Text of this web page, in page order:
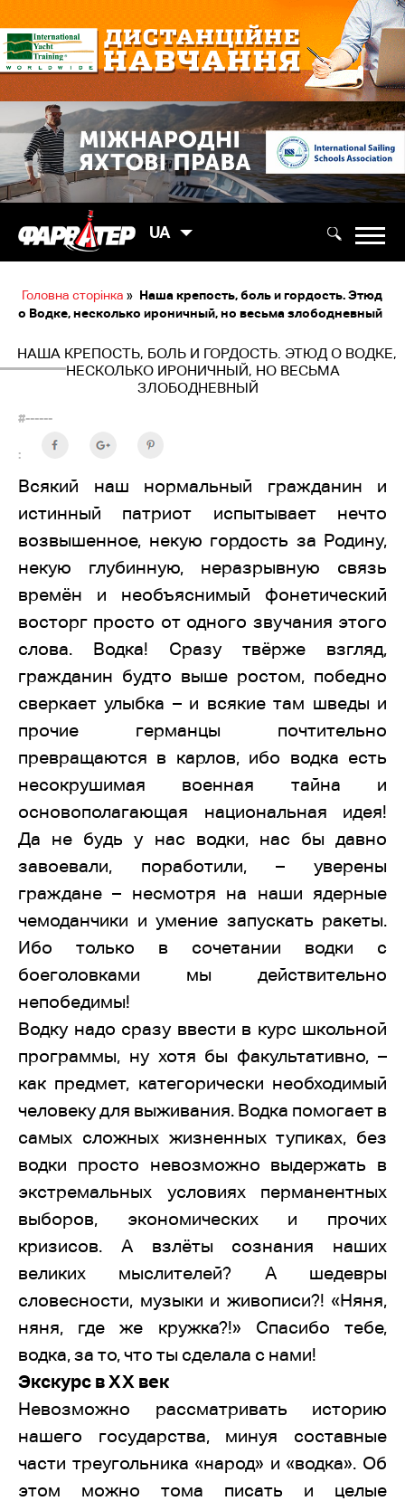
UA
Головна сторінка » Наша крепость, боль и гордость. Этюд
о Водке, несколько ироничный, но весьма злободневный
НАША КРЕПОСТЬ, БОЛЬ И ГОРДОСТЬ. ЭТЮД О ВОДКЕ,
НЕСКОЛЬКО ИРОНИЧНЫЙ, НО ВЕСЬМА
ЗЛОБОДНЕВНЫЙ
#------
:
Всякий наш нормальный гражданин и
истинный патриот испытывает нечто
возвышенное, некую гордость за Родину,
некую глубинную, неразрывную связь
времён и необъяснимый фонетический
восторг просто от одного звучания этого
слова. Водка! Сразу твёрже взгляд,
гражданин будто выше ростом, победно
сверкает улыбка – и всякие там шведы и
прочие германцы почтительно
превращаются в карлов, ибо водка есть
несокрушимая военная тайна и
основополагающая национальная идея!
Да не будь у нас водки, нас бы давно
завоевали, поработили, – уверены
граждане – несмотря на наши ядерные
чемоданчики и умение запускать ракеты.
Ибо только в сочетании водки с
боеголовками мы действительно
непобедимы!
Водку надо сразу ввести в курс школьной
программы, ну хотя бы факультативно, –
как предмет, категорически необходимый
человеку для выживания. Водка помогает в
самых сложных жизненных тупиках, без
водки просто невозможно выдержать в
экстремальных условиях перманентных
выборов, экономических и прочих
кризисов. А взлёты сознания наших
великих мыслителей? А шедевры
словесности, музыки и живописи?! «Няня,
няня, где же кружка?!» Спасибо тебе,
водка, за то, что ты сделала с нами!
Экскурс в XX век
Невозможно рассматривать историю
нашего государства, минуя составные
части треугольника «народ» и «водка». Об
этом можно тома писать и целые